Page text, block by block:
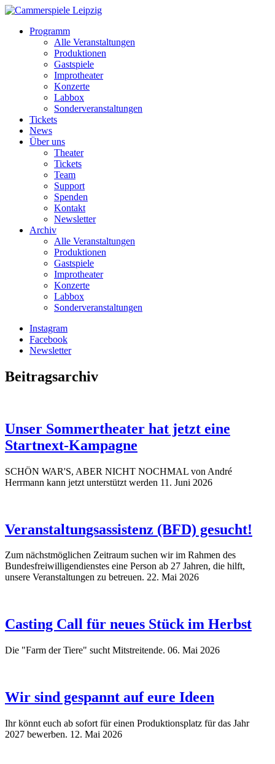
Programm
Alle Veranstaltungen
Produktionen
Gastspiele
Improtheater
Konzerte
Labbox
Sonderveranstaltungen
Tickets
News
Über uns
Theater
Tickets
Team
Support
Spenden
Kontakt
Newsletter
Archiv
Alle Veranstaltungen
Produktionen
Gastspiele
Improtheater
Konzerte
Labbox
Sonderveranstaltungen
Instagram
Facebook
Newsletter
Beitragsarchiv
Unser Sommertheater hat jetzt eine
Startnext-Kampagne
SCHÖN WAR'S, ABER NICHT NOCHMAL von André
Herrmann kann jetzt unterstützt werden 11. Juni 2026
Veranstaltungsassistenz (BFD) gesucht!
Zum nächstmöglichen Zeitraum suchen wir im Rahmen des
Bundesfreiwilligendienstes eine Person ab 27 Jahren, die hilft,
unsere Veranstaltungen zu betreuen. 22. Mai 2026
Casting Call für neues Stück im Herbst
Die "Farm der Tiere" sucht Mitstreitende. 06. Mai 2026
Wir sind gespannt auf eure Ideen
Ihr könnt euch ab sofort für einen Produktionsplatz für das Jahr
2027 bewerben. 12. Mai 2026